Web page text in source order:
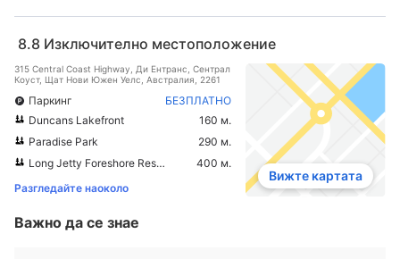
8.8 Изключително местоположение
315 Central Coast Highway, Ди Ентранс, Сентрал
Коуст, Щат Нови Южен Уелс, Австралия, 2261
Паркинг
БЕЗПЛАТНО
Duncans Lakefront
160 м.
Paradise Park
290 м.
Long Jetty Foreshore Reserve
400 м.
Разгледайте наоколо
Вижте картата
Важно да се знае